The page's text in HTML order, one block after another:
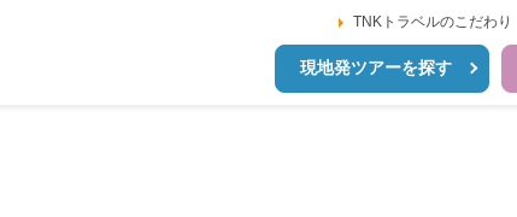
TNKトラベルのこだわり
現地発ツアーを探す